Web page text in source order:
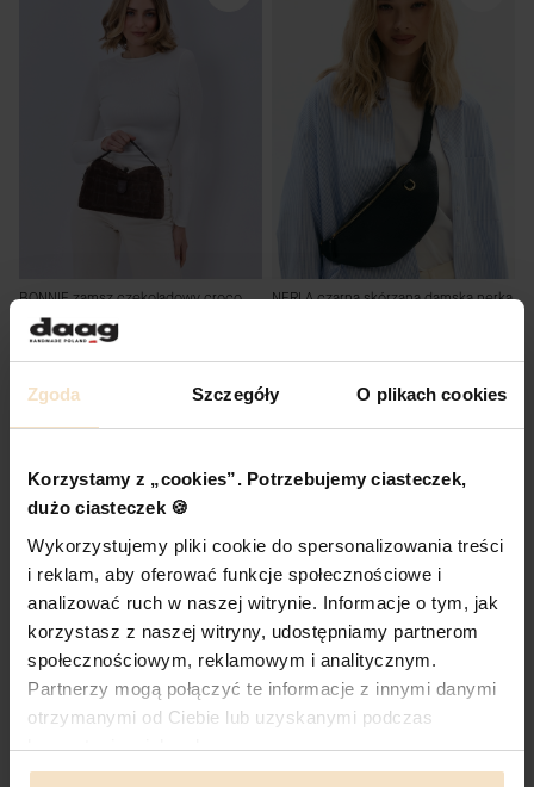
Zgoda Szczegóły O plikach cookies
Korzystamy z „cookies”. Potrzebujemy ciasteczek,
dużo ciasteczek 🍪
Wykorzystujemy pliki cookie do spersonalizowania treści
i reklam, aby oferować funkcje społecznościowe i
analizować ruch w naszej witrynie. Informacje o tym, jak
korzystasz z naszej witryny, udostępniamy partnerom
społecznościowym, reklamowym i analitycznym.
Partnerzy mogą połączyć te informacje z innymi danymi
otrzymanymi od Ciebie lub uzyskanymi podczas
korzystania z ich usług.
BONNIE zamsz czekoladowy croco
duża skórzana torebka kuferek
Cena
629,00 zł
NERLA czarna skórzana damska nerka
ZOBACZ PRODUKT